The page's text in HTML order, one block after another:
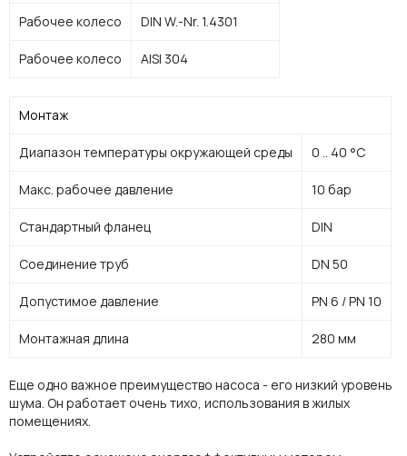
Рабочее колесо DIN W.-Nr. 1.4301
Рабочее колесо AISI 304
Монтаж
Диапазон температуры окружающей среды 0 .. 40 °C
Макс. рабочее давление 10 бар
Стандартный фланец DIN
Соединение труб DN 50
Допустимое давление PN 6 / PN 10
Монтажная длина 280 мм
Еще одно важное преимущество насоса - его низкий уровень
шума. Он работает очень тихо, использования в жилых
помещениях.